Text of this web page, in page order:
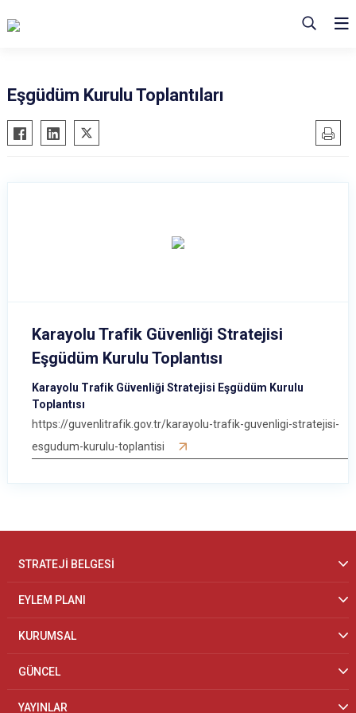
Eşgüdüm Kurulu Toplantıları
Karayolu Trafik Güvenliği Stratejisi
Eşgüdüm Kurulu Toplantısı
Karayolu Trafik Güvenliği Stratejisi Eşgüdüm Kurulu
Toplantısı
https://guvenlitrafik.gov.tr/karayolu-trafik-guvenligi-stratejisi-
esgudum-kurulu-toplantisi
STRATEJİ BELGESİ
EYLEM PLANI
KURUMSAL
GÜNCEL
YAYINLAR